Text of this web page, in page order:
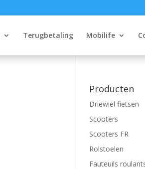
Terugbetaling Mobilife
Producten
Driewiel fietsen
Scooters
Scooters FR
Rolstoelen
Fauteuils